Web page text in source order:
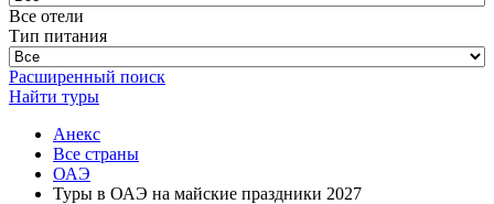
Все отели
Тип питания
Расширенный поиск
Найти туры
Анекс
Все страны
ОАЭ
Туры в ОАЭ на майские праздники 2027